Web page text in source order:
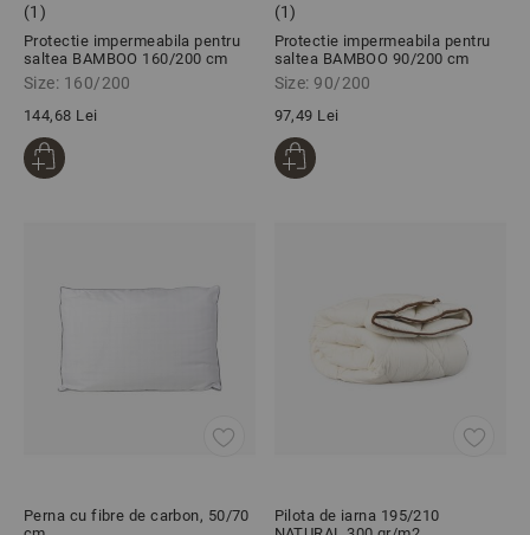
(1)
Protectie impermeabila pentru
saltea BAMBOO 160/200 cm
Size: 160/200
144,68 Lei
(1)
Protectie impermeabila pentru
saltea BAMBOO 90/200 cm
Size: 90/200
97,49 Lei
Perna cu fibre de carbon, 50/70
Pilota de iarna 195/210